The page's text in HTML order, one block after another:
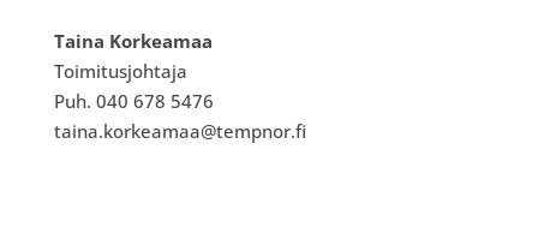
Taina Korkeamaa
Toimitusjohtaja
Puh. 040 678 5476
taina.korkeamaa@tempnor.fi